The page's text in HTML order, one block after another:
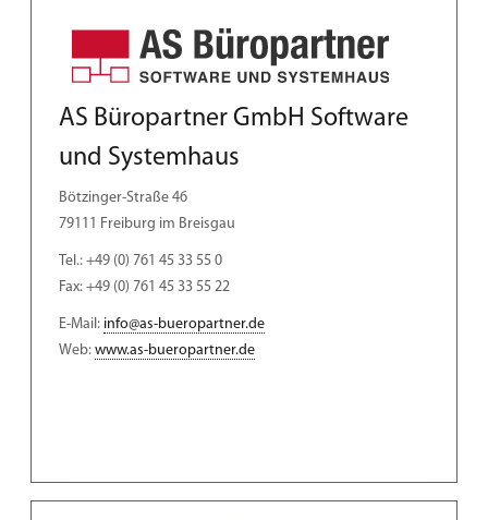
AS Büropartner GmbH Software
und Systemhaus
Bötzinger-Straße 46
79111 Freiburg im Breisgau
Tel.: +49 (0) 761 45 33 55 0
Fax: +49 (0) 761 45 33 55 22
E-Mail: info@as-bueropartner.de
Web:www.as-bueropartner.de